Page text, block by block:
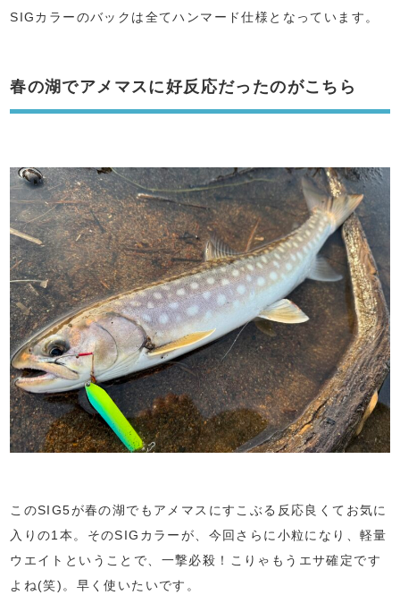
SIGカラーのバックは全てハンマード仕様となっています。
春の湖でアメマスに好反応だったのがこちら
このSIG5が春の湖でもアメマスにすこぶる反応良くてお気に
入りの1本。そのSIGカラーが、今回さらに小粒になり、軽量
ウエイトということで、一撃必殺！こりゃもうエサ確定です
よね(笑)。早く使いたいです。